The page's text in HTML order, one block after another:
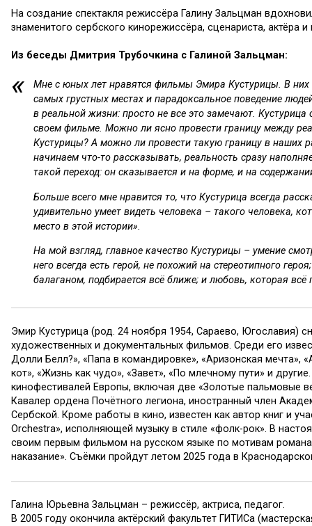
На создание спектакля режиссёра Галину Зальцман
знаменитого сербского кинорежиссёра, сценариста, актёра
Из беседы Дмитрия Трубочкина с Галиной Зальцман:
Мне с юных лет нравятся фильмы Эмира Кустурицы. В них
самых грустных местах и парадоксальное поведение
в реальной жизни: просто не все это замечают.
своем фильме. Можно ли ясно провести границу между
Кустурицы? А можно ли провести такую границу в наших
начинаем что-то рассказывать, реальность сразу
такой переход: он сказывается и на форме, и на
Больше всего мне нравится то, что Кустурица всегда
удивительно умеет видеть человека – такого человека,
место в этой истории».
На мой взгляд, главное качество Кустурицы – умение
него всегда есть герой, не похожий на стереотипного
балаганом, подбирается всё ближе; и любовь, которая всё
Эмир Кустурица (род. 24 ноября 1954, Сараево, Югославия)
художественных и документальных фильмов. Среди его
Долли Белл?», «Папа в командировке», «Аризонская мечта»,
кот», «Жизнь как чудо», «Завет», «По млечному пути» и
кинофестивалей Европы, включая две «Золотые пальмовые
Кавалер ордена Почётного легиона, иностранный член
Сербской. Кроме работы в кино, известен как автор книг и
Orchestra», исполняющей музыку в стиле «фолк-рок». В
своим первым фильмом на русском языке по мотивам
наказание». Съёмки пройдут летом 2025 года в
Галина Юрьевна Зальцман – режиссёр, актриса, педагог.
В 2005 году окончила актёрский факультет ГИТИСа